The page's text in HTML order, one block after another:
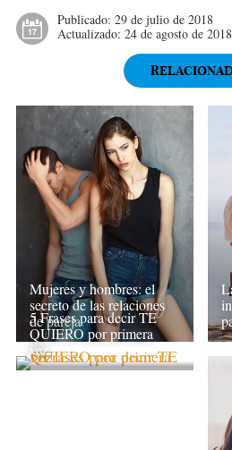
Publicado: 29 de julio de 2018
Actualizado: 24 de agosto de 2018
Mujeres y hombres: el
secreto de las relaciones
de pareja
5 Frases para decir TE
QUIERO por primera
vez